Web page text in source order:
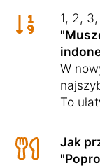
1, 2,
W
To
Jak